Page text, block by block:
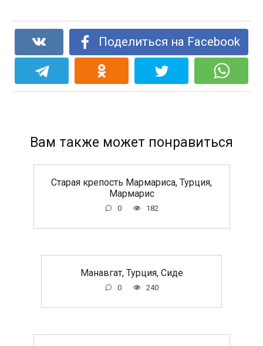
Поделиться на Facebook
Вам также может понравиться
Старая крепость Мармариса, Турция,
Мармарис
0 182
Манавгат, Турция, Сиде
0 240